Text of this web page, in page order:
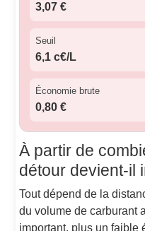
3,07 €
Seuil
6,1 c€/L
Économie brute
0,80 €
À partir de
détour devient-il
Tout dépend de la
du volume de carburant
important, plus un faible